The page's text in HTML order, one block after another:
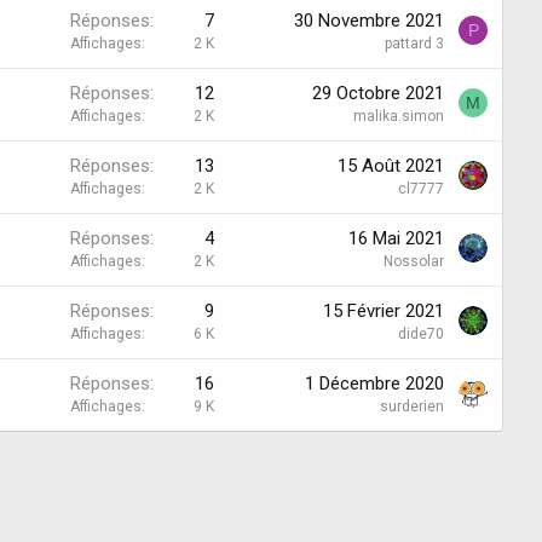
Réponses 7
Affichages 2 K
30 Novembre 2021
pattard 3
P
Réponses 12
Affichages 2 K
29 Octobre 2021
malika.simon
M
Réponses 13
Affichages 2 K
15 Août 2021
cl7777
Réponses 4
Affichages 2 K
16 Mai 2021
Nossolar
Réponses 9
Affichages 6 K
15 Février 2021
dide70
Réponses 16
Affichages 9 K
1 Décembre 2020
surderien